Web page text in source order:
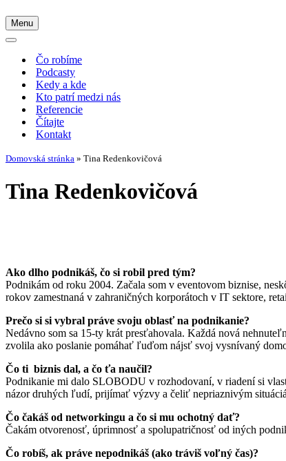
Menu
Menu
Menu
navigácieČo robíme
Podcasty
Kedy a kde
Kto patrí medzi nás
Referencie
Čítajte
Kontakt
Domovská stránka » Tina Redenkovičová
Tina Redenkovičová
Ako dlho podnikáš, čo si robil pred tým?
Podnikám od roku 2004. Začala som v eventovom biznise,
rokov zamestnaná v zahraničných korporátoch v IT sektore,
Prečo si si vybral práve svoju oblasť na podnikanie?
Nedávno som sa 15-ty krát presťahovala. Každá nová
zvolila ako poslanie pomáhať ľuďom nájsť svoj vysnívaný
Čo ti biznis dal, a čo ťa naučil?
Podnikanie mi dalo SLOBODU v rozhodovaní, v riadení si
názor druhých ľudí, prijímať výzvy a čeliť nepriaznivým
Čo čakáš od networkingu a čo si mu ochotný dať?
Čakám otvorenosť, úprimnosť a spolupatričnosť od iných
Čo robíš, ak práve nepodnikáš (ako tráviš voľný čas)?